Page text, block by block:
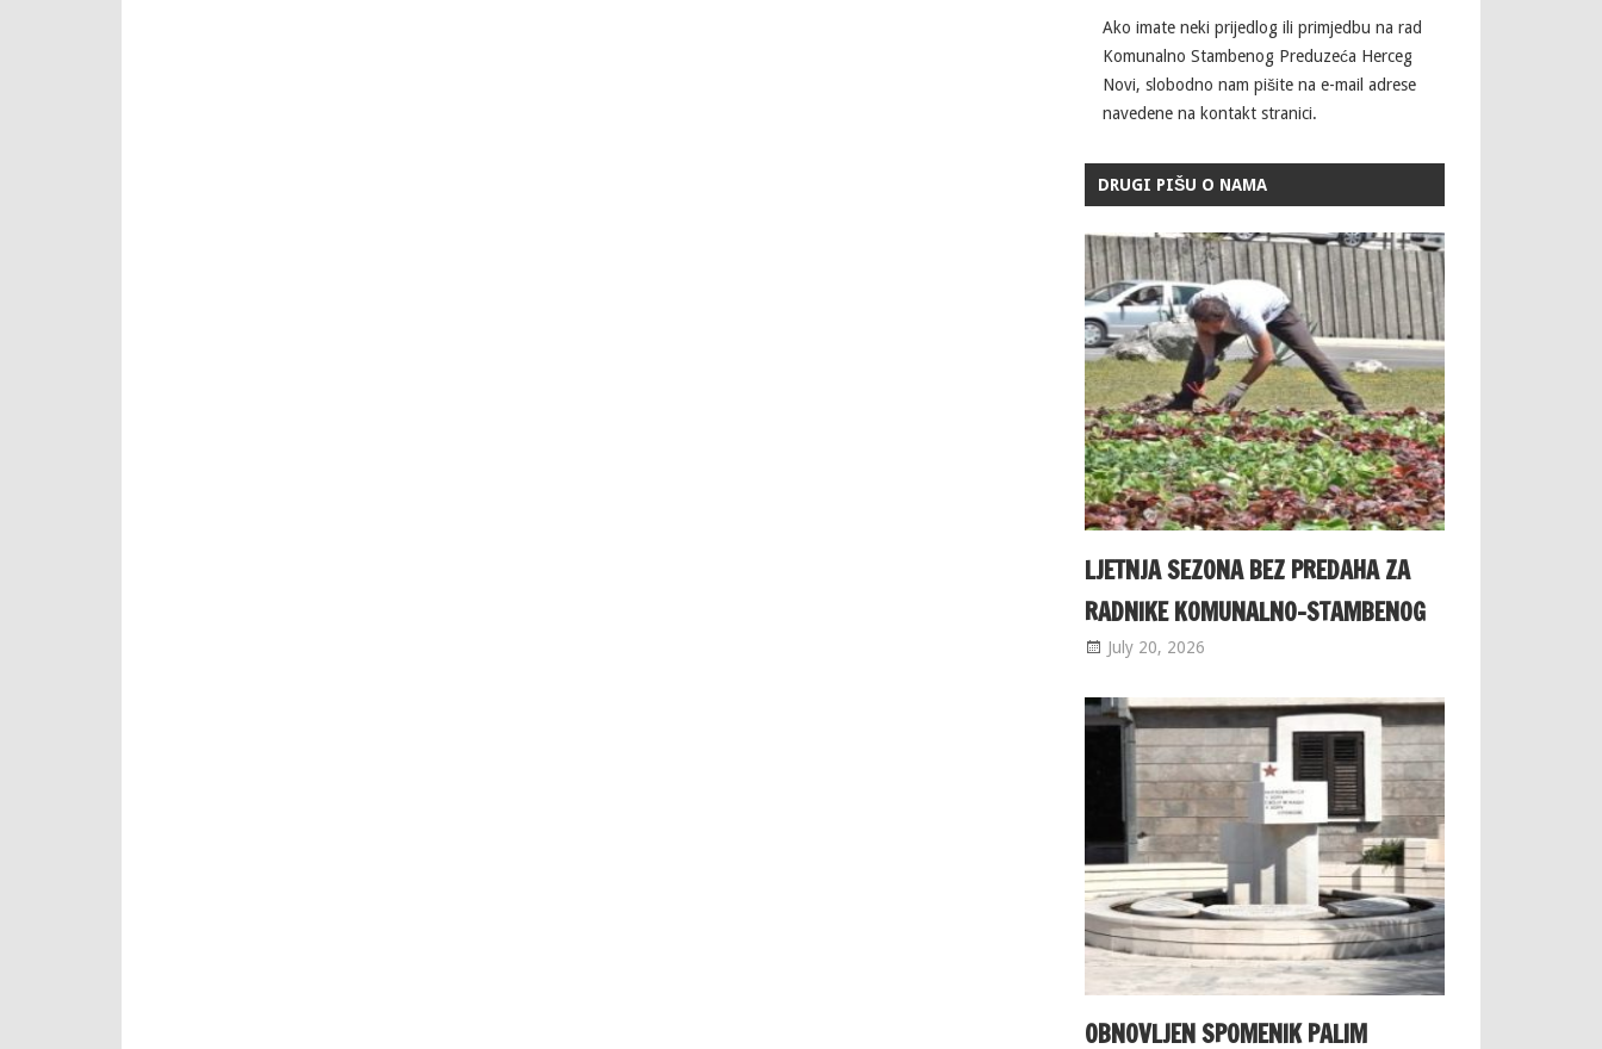
Ako imate neki prijedlog ili primjedbu na rad
Komunalno Stambenog Preduzeća Herceg
Novi, slobodno nam pišite na e-mail adrese
navedene na kontakt stranici.
DRUGI PIŠU O NAMA
LJETNJA SEZONA BEZ PREDAHA ZA
RADNIKE KOMUNALNO-STAMBENOG
July 20, 2026
OBNOVLJEN SPOMENIK PALIM